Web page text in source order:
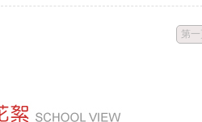
第一